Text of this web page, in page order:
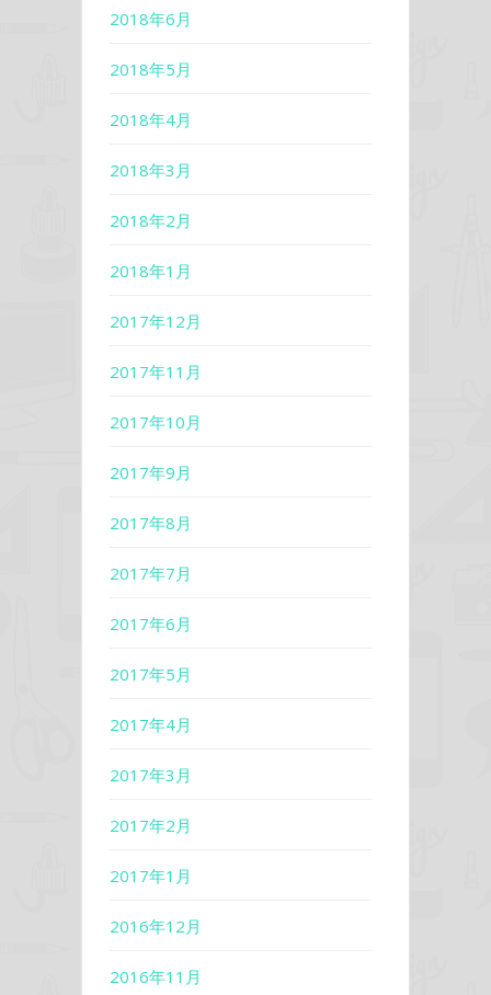
2018年6月
2018年5月
2018年4月
2018年3月
2018年2月
2018年1月
2017年12月
2017年11月
2017年10月
2017年9月
2017年8月
2017年7月
2017年6月
2017年5月
2017年4月
2017年3月
2017年2月
2017年1月
2016年12月
2016年11月